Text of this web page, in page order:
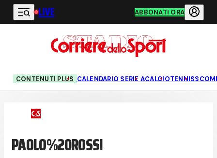
Vai al contenuto principale
LIVE ABBONATI ORA
CONTENUTI PLUS CALENDARIO SERIE ACALCIOTENNIS
PAOLO%20ROSSI